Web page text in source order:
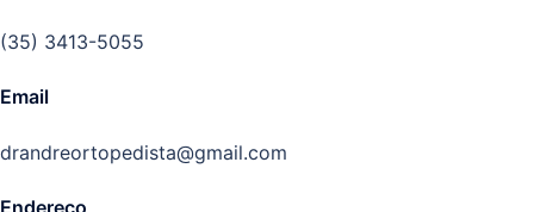
(35) 3413-5055
Email
drandreortopedista@gmail.com